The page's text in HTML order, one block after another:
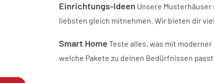
Einrichtungs-Ideen Unsere
liebsten gleich mitnehmen. Wir bieten dir
Smart Home Teste alles, was mit
welche Pakete zu deinen Bedürfnissen passt.